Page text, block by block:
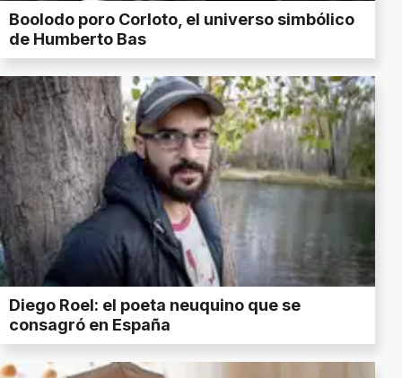
Boolodo poro Corloto, el universo simbólico
de Humberto Bas
Diego Roel: el poeta neuquino que se
consagró en España